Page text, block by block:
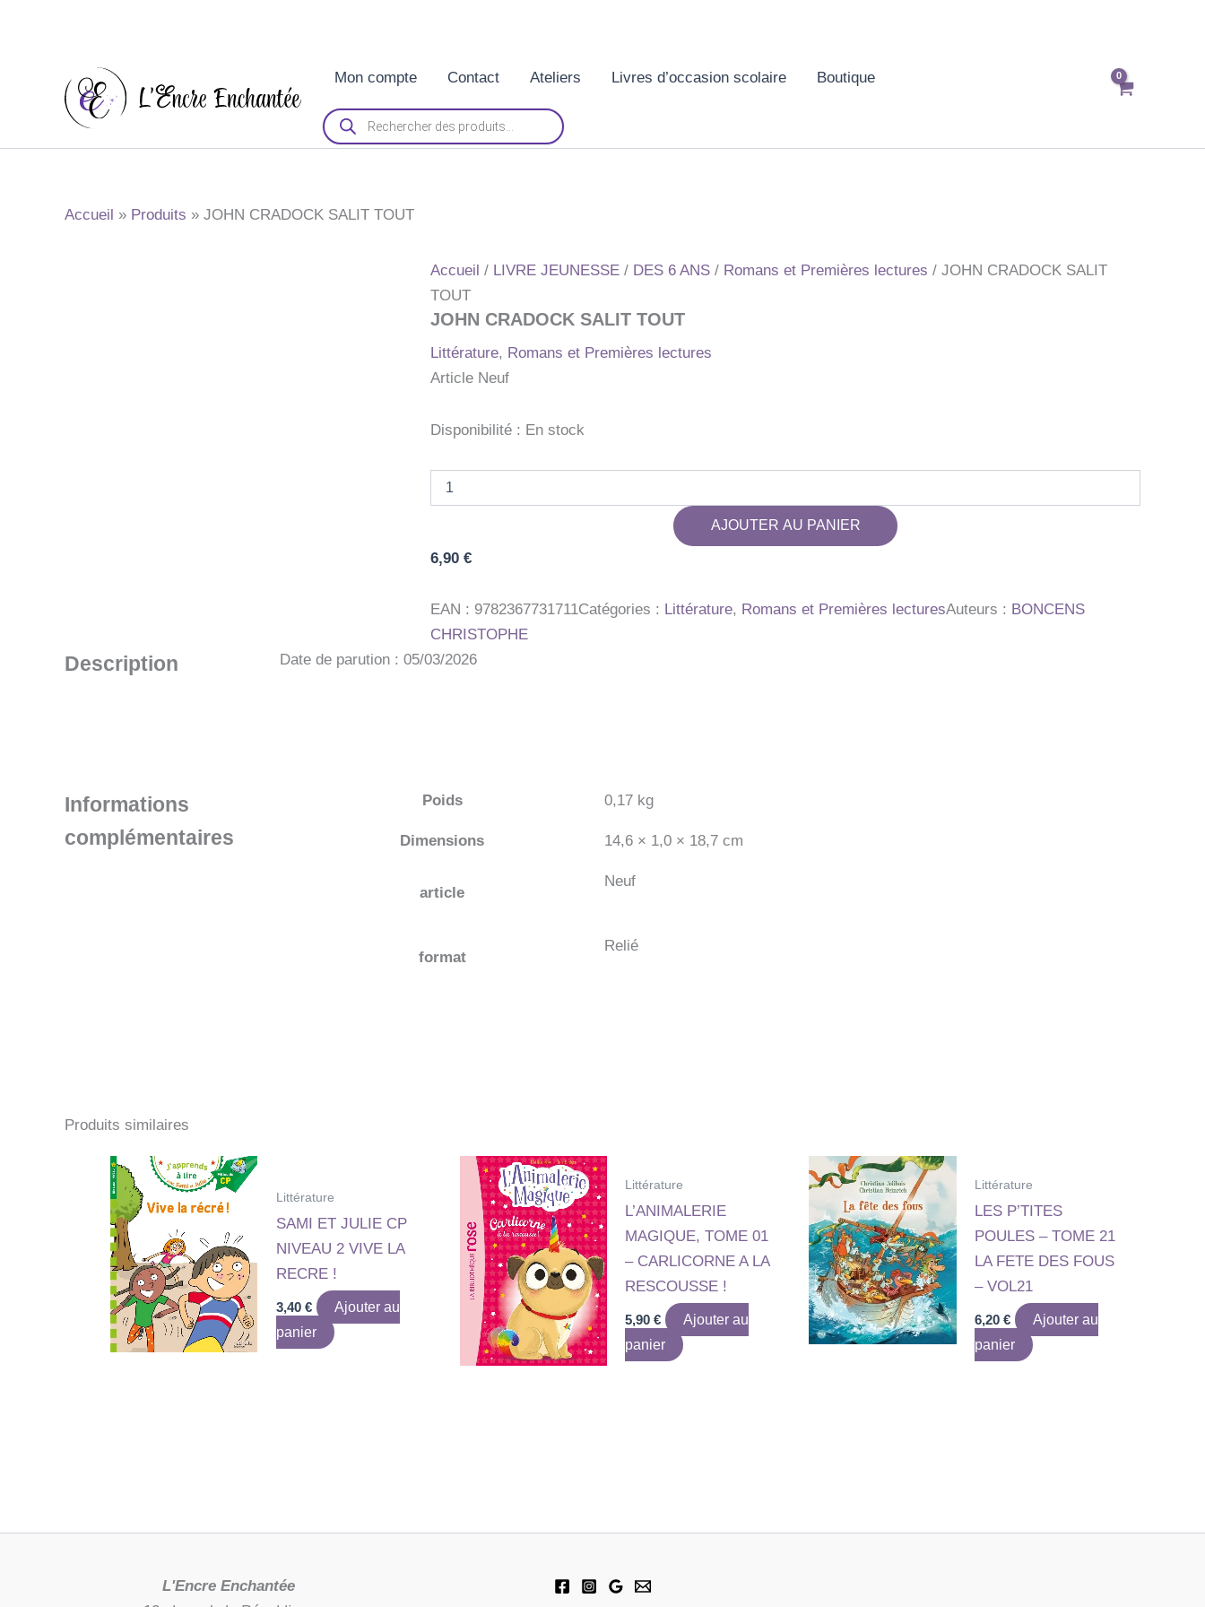
Mon compte Contact Ateliers Livres d’occasion scolaire Boutique
Recherche
de
produits
Accueil Produits JOHN CRADOCK SALIT TOUT
Accueil / LIVRE JEUNESSE / DES 6 ANS / Romans et Premières lectures / JOHN CRADOCK SALIT
TOUT
JOHN CRADOCK SALIT TOUT
Littérature, Romans et Premières lectures
Article Neuf
Disponibilité : En stock
SALIT
TOUT
AJOUTER AU PANIER
6,90 €
EAN : 9782367731711Catégories : Littérature, Romans et Premières lecturesAuteurs : BONCENS
CHRISTOPHE
Description Date de parution : 05/03/2026
Informations
complémentaires
Poids 0,17 kg
Dimensions 14,6 × 1,0 × 18,7 cm
article
Neuf
format
Relié
Produits similaires
Littérature
SAMI ET JULIE CP
NIVEAU 2 VIVE LA
RECRE !
3,40 €
Ajouter au
panier
Littérature
L’ANIMALERIE
MAGIQUE, TOME 01
– CARLICORNE A LA
RESCOUSSE !
5,90€
Ajouter au
panier
Littérature
LES P’TITES
POULES – TOME 21
LA FETE DES FOUS
– VOL21
6,20€
Ajouter au
panier
L'Encre Enchantée